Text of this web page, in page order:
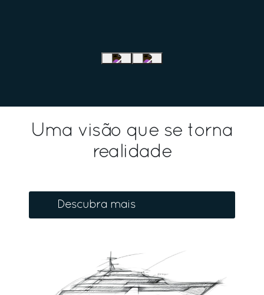
Uma visão que se torna
realidade
Descubra mais